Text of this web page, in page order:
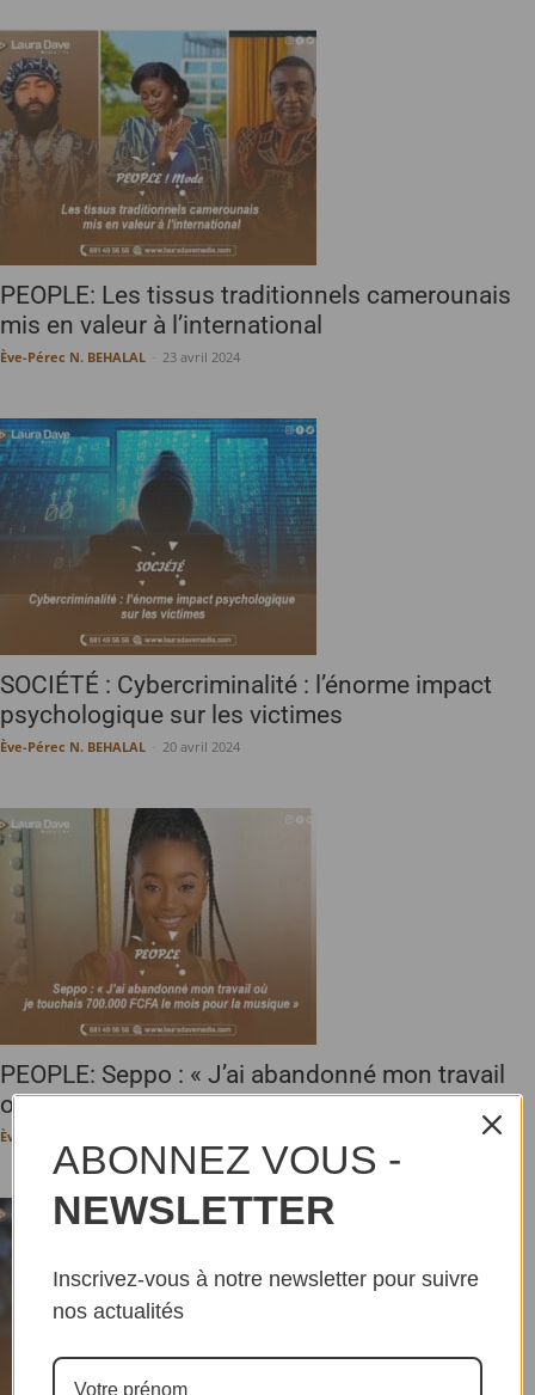
PEOPLE: Les tissus traditionnels camerounais
mis en valeur à l’international
Ève-Pérec N. BEHALAL 23 avril 2024
SOCIÉTÉ : Cybercriminalité : l’énorme impact
psychologique sur les victimes
Ève-Pérec N. BEHALAL 20 avril 2024
PEOPLE: Seppo : « J’ai abandonné mon travail
où je touchais...
Ève-Pérec N. BEHALAL
ABONNEZ VOUS -
NEWSLETTER
Inscrivez-vous à notre newsletter pour suivre
nos actualités